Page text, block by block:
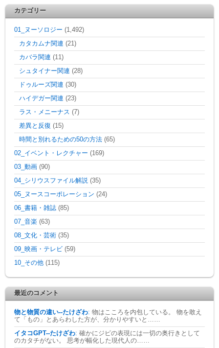
カテゴリー
01_ヌーソロジー (1,492)
カタカムナ関連 (21)
カバラ関連 (11)
シュタイナー関連 (28)
ドゥルーズ関連 (30)
ハイデガー関連 (23)
ラス・メニーナス (7)
差異と反復 (15)
時間と別れるための50の方法 (65)
02_イベント・レクチャー (169)
03_動画 (90)
04_シリウスファイル解説 (35)
05_ヌースコーポレーション (24)
06_書籍・雑誌 (85)
07_音楽 (63)
08_文化・芸術 (35)
09_映画・テレビ (59)
10_その他 (115)
最近のコメント
物と物質の違い--たけざわ: 物はこころを内包している。 物を敢え
て「もの」とあらわした方が、分かりやすいと……
イタコGPT--たけざわ: 確かにジピの表現には一切の奥行きとして
のカタチがない。 思考が幅化した現代人の……